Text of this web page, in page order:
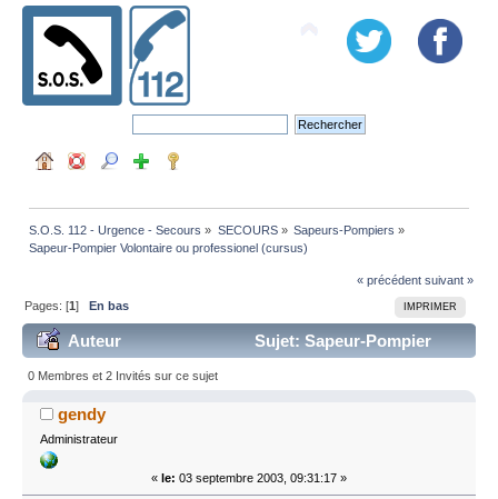
S.O.S. 112 - Urgence - Secours » SECOURS» Sapeurs-Pompiers »
Sapeur-Pompier Volontaire ou professionel (cursus)
« précédent suivant »
IMPRIMER
Pages: [1]En bas
Auteur
Sujet: Sapeur-Pompier
Volontaire ou professionel (cursus) (Lu 99119 fois)
0 Membres et 2 Invités sur ce sujet
gendy
Administrateur
« le: 03 septembre 2003, 09:31:17 »